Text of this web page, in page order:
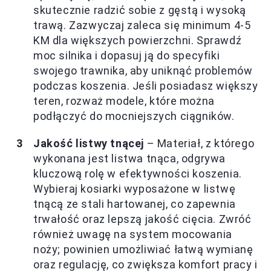
skutecznie radzić sobie z gęstą i wysoką
trawą. Zazwyczaj zaleca się minimum 4-5
KM dla większych powierzchni. Sprawdź
moc silnika i dopasuj ją do specyfiki
swojego trawnika, aby uniknąć problemów
podczas koszenia. Jeśli posiadasz większy
teren, rozważ modele, które można
podłączyć do mocniejszych ciągników.
Jakość listwy tnącej – Materiał, z którego
wykonana jest listwa tnąca, odgrywa
kluczową rolę w efektywności koszenia.
Wybieraj kosiarki wyposażone w listwę
tnącą ze stali hartowanej, co zapewnia
trwałość oraz lepszą jakość cięcia. Zwróć
również uwagę na system mocowania
noży; powinien umożliwiać łatwą wymianę
oraz regulację, co zwiększa komfort pracy i